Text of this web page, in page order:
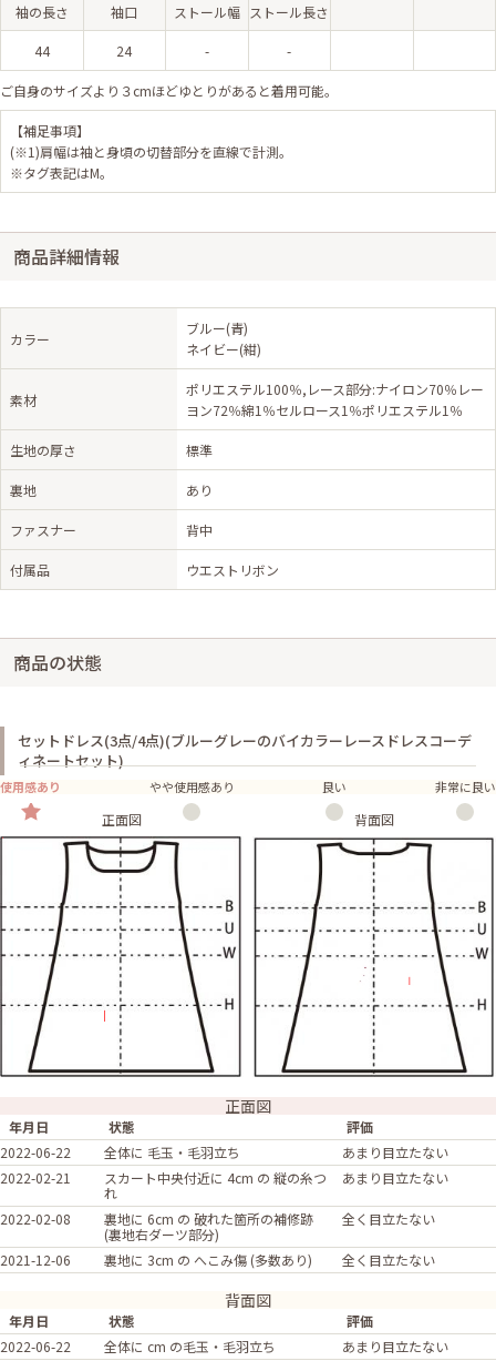
袖の長さ 袖口 ストール幅 ストール長さ
44 24 - -
ご自身のサイズより３cmほどゆとりがあると着用可能。
【補足事項】
(※1)肩幅は袖と身頃の切替部分を直線で計測。
※タグ表記はM。
商品詳細情報
カラー
ブルー(青)
ネイビー(紺)
素材
ポリエステル100％,レース部分:ナイロン70％レー
ヨン72％綿1％セルロース1％ポリエステル1％
生地の厚さ 標準
裏地 あり
ファスナー 背中
付属品 ウエストリボン
商品の状態
セットドレス(3点/4点)(ブルーグレーのバイカラーレースドレスコーデ
ィネートセット)
使用感あり やや使用感あり 良い 非常に良い
正面図 背面図
正面図
年月日 状態
評価
2022-06-22
全体に 毛玉・毛羽立ち
あまり目立たない
2022-02-21
スカート中央付近に 4cm の 縦の糸つ
れ
あまり目立たない
2022-02-08
裏地に 6cm の 破れた箇所の補修跡
(裏地右ダーツ部分)
全く目立たない
2021-12-06 裏地に 3cm の へこみ傷 (多数あり) 全く目立たない
背面図
年月日 状態
評価
2022-06-22
全体に cm の毛玉・毛羽立ち
あまり目立たない